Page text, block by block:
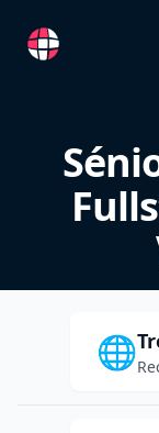
RemoteFR
🌐